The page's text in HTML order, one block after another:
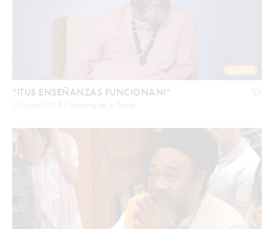
2:22:07
“!TUS ENSEÑANZAS FUNCIONAN!”